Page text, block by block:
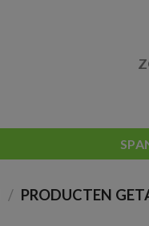
/ PRODUCTEN